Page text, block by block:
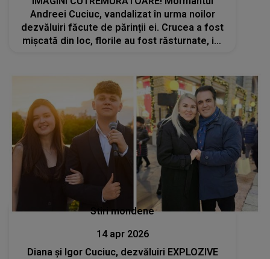
Andreei Cuciuc, vandalizat în urma noilor
dezvăluiri făcute de părinții ei. Crucea a fost
mișcată din loc, florile au fost răsturnate, iar
Stiri mondene
14 apr 2026
Diana și Igor Cuciuc, dezvăluiri EXPLOZIVE